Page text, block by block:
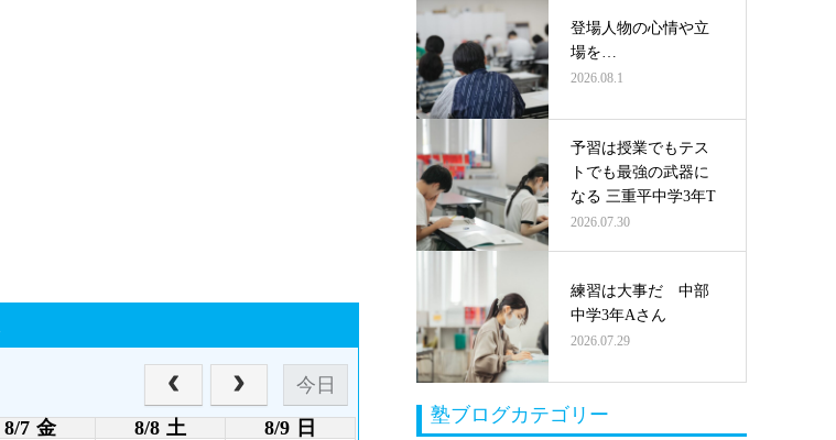
今日
8/7 金 8/8 土 8/9 日
登場人物の心情や立
場を…
2026.08.1
予習は授業でもテス
トでも最強の武器に
なる 三重平中学3年T
2026.07.30
練習は大事だ 中部
中学3年Aさん
2026.07.29
塾ブログカテゴリー